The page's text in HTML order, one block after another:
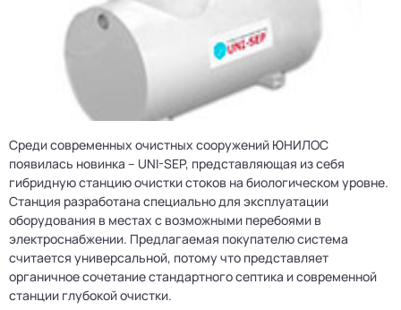
Среди современных очистных сооружений ЮНИЛОС
появилась новинка – UNI-SEP, представляющая из себя
гибридную станцию очистки стоков на биологическом уровне.
Станция разработана специально для эксплуатации
оборудования в местах с возможными перебоями в
электроснабжении. Предлагаемая покупателю система
считается универсальной, потому что представляет
органичное сочетание стандартного септика и современной
станции глубокой очистки.